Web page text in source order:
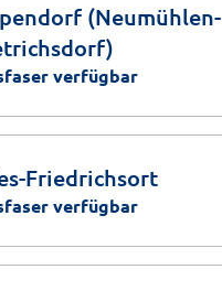
(Neumühlen-
verfügbar
Friedrichsort
verfügbar